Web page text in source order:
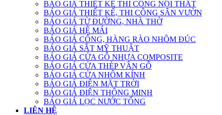
BÁO GIÁ THIẾT KẾ THI CÔNG NỘI THẤT
BÁO GIÁ THIẾT KẾ, THI CÔNG SÂN VƯỜN
BÁO GIÁ TỪ ĐƯỜNG, NHÀ THỜ
BÁO GIÁ HỆ MÁI
BÁO GIÁ CỔNG, HÀNG RÀO NHÔM ĐÚC
BÁO GIÁ SẮT MỸ THUẬT
BÁO GIÁ CỬA GỖ NHỰA COMPOSITE
BÁO GIÁ CỬA THÉP VÂN GỖ
BÁO GIÁ CỬA NHÔM KÍNH
BÁO GIÁ ĐIỆN MẶT TRỜI
BÁO GIÁ ĐIỆN THÔNG MINH
BÁO GIÁ LỌC NƯỚC TỔNG
LIÊN HỆ